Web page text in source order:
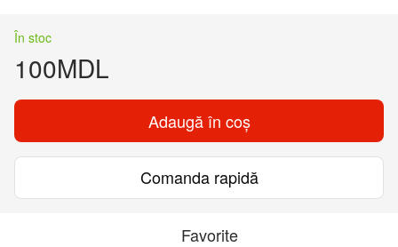
În stoc
100MDL
Adaugă în coș
Comanda rapidă
Favorite